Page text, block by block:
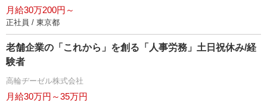
月給30万200円～
正社員 / 東京都
老舗企業の「これから」を創る「人事労務」土日祝休み/経
験者
高輪ヂーゼル株式会社
月給30万円～35万円